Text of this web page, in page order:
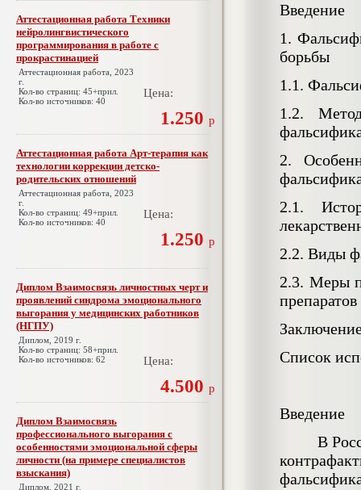
Аттестационная работа Техники
нейролингвистического
программирования в работе с
прокрастинацией
Аттестационная работа, 2023
г.
Кол-во страниц: 45+прил.
Кол-во источников: 40
Цена:
1.250 р
Аттестационная работа Арт-терапия как
технологии коррекции детско-
родительских отношений
Аттестационная работа, 2023
г.
Кол-во страниц: 49+прил.
Кол-во источников: 40
Цена:
1.250 р
Диплом Взаимосвязь личностных черт и
проявлений синдрома эмоционального
выгорания у медицинских работников
(НГПУ)
Диплом, 2019 г.
Кол-во страниц: 58+прил.
Кол-во источников: 62
Цена:
4.500 р
Диплом Взаимосвязь
профессионального выгорания с
особенностями эмоциональной сферы
личности (на примере специалистов
взыскания)
Диплом, 2021 г.
Введение
1.
борьбы
1.1.
1.2.
2.
2.1.
2.2. Виды
2.3. Меры
препаратов
Список
Введение
В